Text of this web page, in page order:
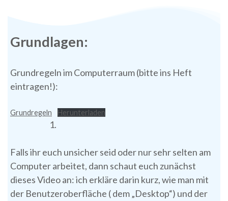
Grundlagen:
Grundregeln im Computerraum (bitte ins Heft
eintragen!):
Grundregeln Herunterladen
Falls ihr euch unsicher seid oder nur sehr selten am
Computer arbeitet, dann schaut euch zunächst
dieses Video an: ich erkläre darin kurz, wie man mit
der Benutzeroberfläche ( dem „Desktop“) und der